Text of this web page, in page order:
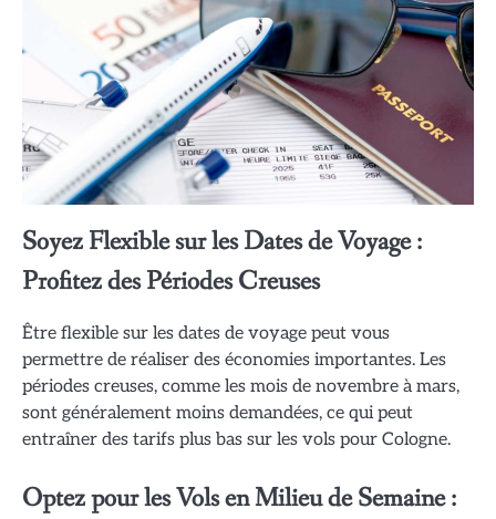
Soyez Flexible sur les Dates de Voyage :
Profitez des Périodes Creuses
Être flexible sur les dates de voyage peut vous
permettre de réaliser des économies importantes. Les
périodes creuses, comme les mois de novembre à mars,
sont généralement moins demandées, ce qui peut
entraîner des tarifs plus bas sur les vols pour Cologne.
Optez pour les Vols en Milieu de Semaine :